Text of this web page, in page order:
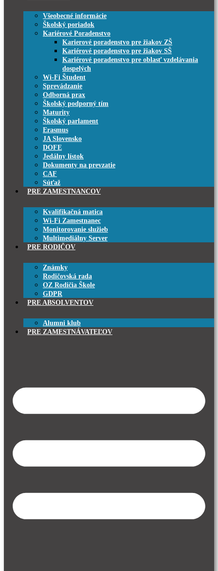
Všeobecné informácie
Školský poriadok
Kariérové Poradenstvo
Karierové poradenstvo pre žiakov ZŠ
Kariérové poradenstvo pre žiakov SŠ
Kariérové poradenstvo pre oblasť vzdelávania
dospelých
Wi-Fi Študent
Sprevádzanie
Odborná prax
Školský podporný tím
Maturity
Školský parlament
Erasmus
JA Slovensko
DOFE
Jedálny lístok
Dokumenty na prevzatie
CAF
Súťaž
PRE ZAMESTNANCOV
Kvalifikačná matica
Wi-Fi Zamestnanec
Monitorovanie služieb
Multimediálny Server
PRE RODIČOV
Známky
Rodičovská rada
OZ Rodičia Škole
GDPR
PRE ABSOLVENTOV
Alumni klub
PRE ZAMESTNÁVATEĽOV